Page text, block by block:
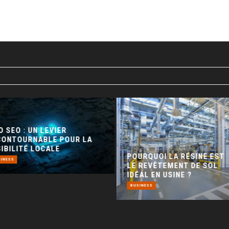
SEO : UN LEVIER
POUR LA
LOCALE
POURQUOI LA RÉSINE EST
LE REVÊTEMENT DE SOL
IDÉAL EN USINE ?
BUSINESS